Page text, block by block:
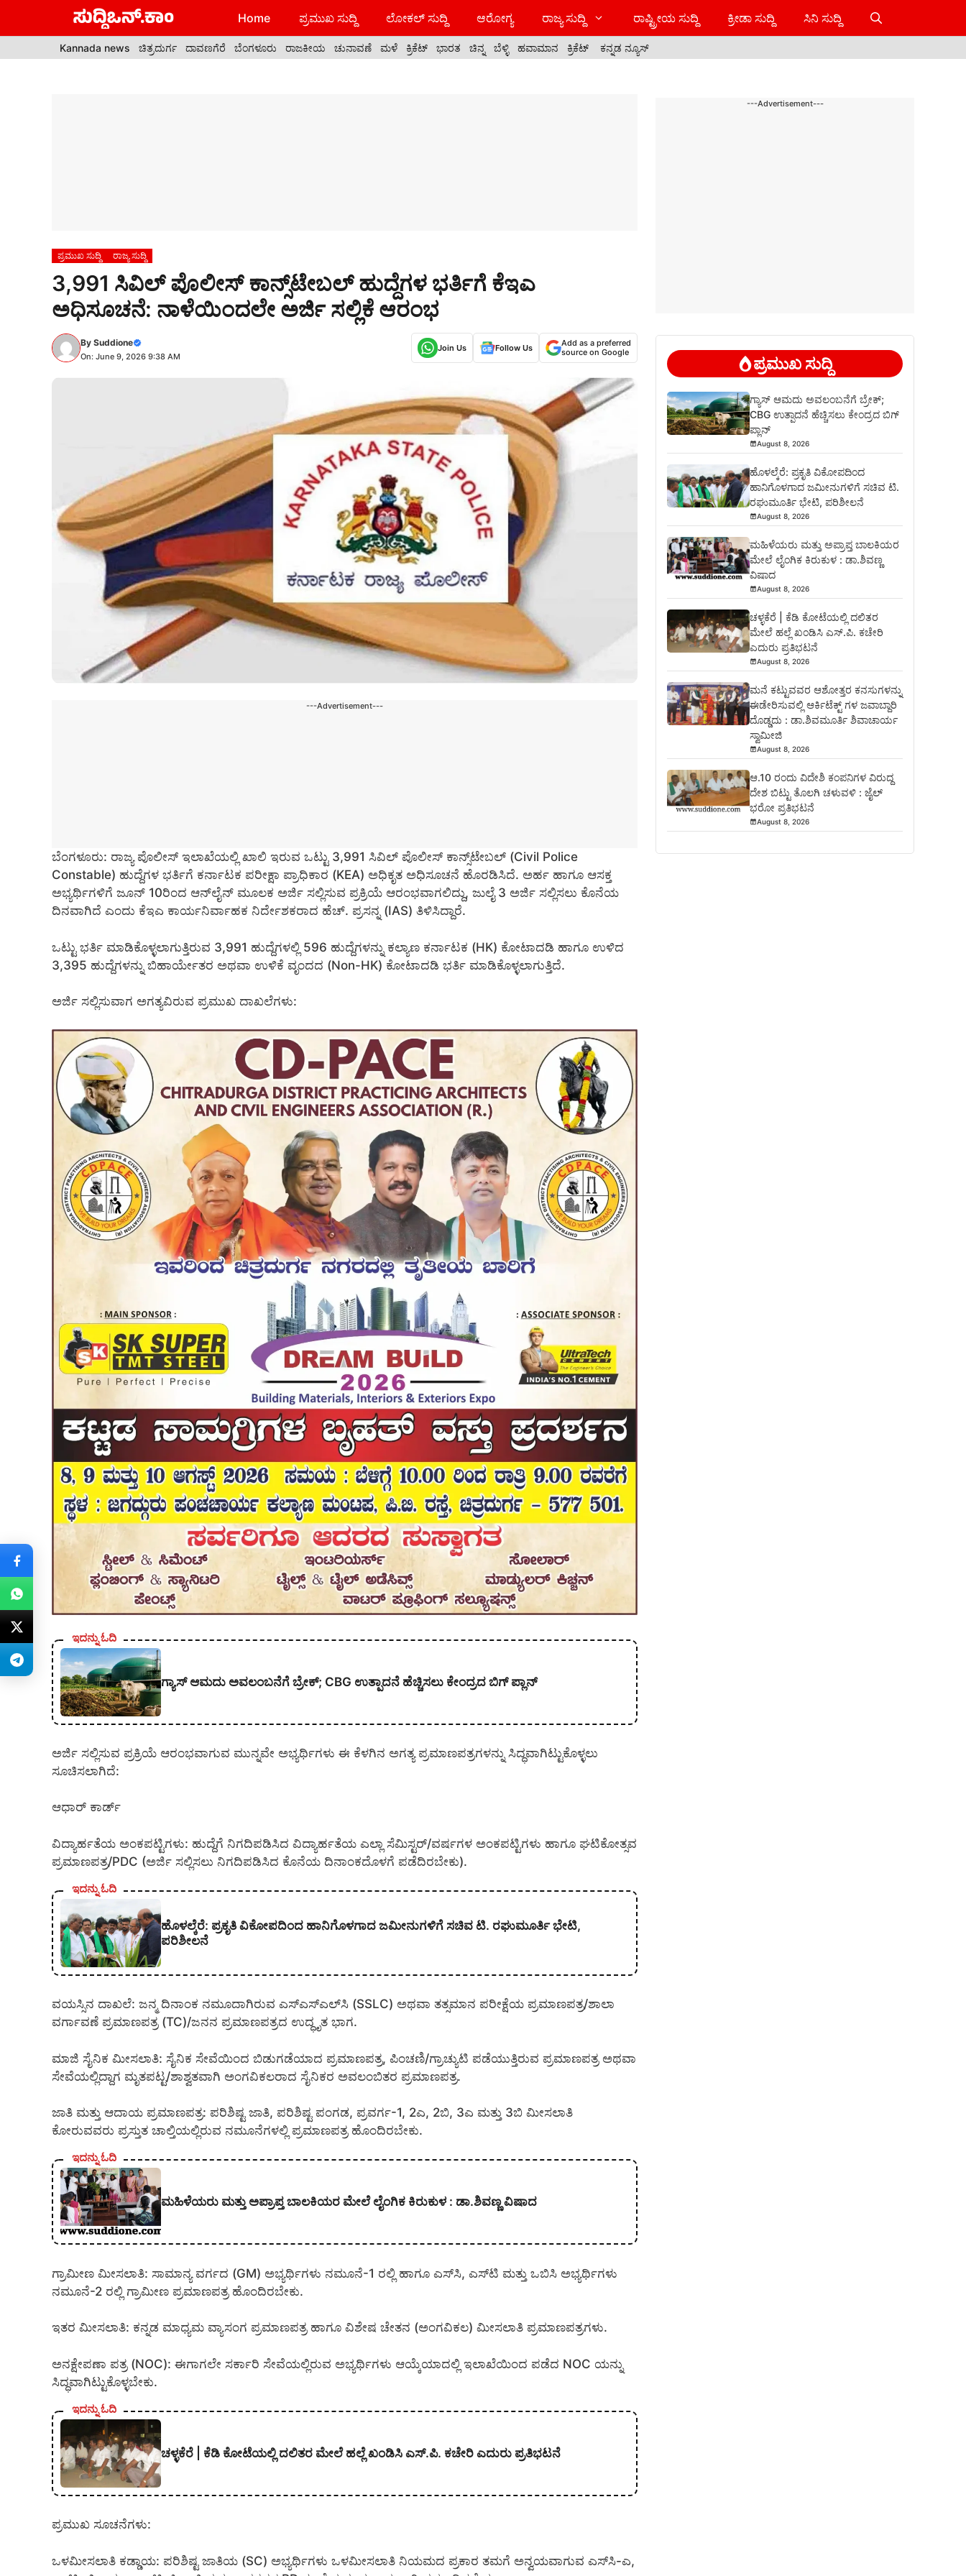
Home ಪ್ರಮುಖ ಸುದ್ದಿ ಲೋಕಲ್ ಸುದ್ದಿ ಆರೋಗ್ಯ ರಾಜ್ಯ ಸುದ್ದಿ ರಾಷ್ಟ್ರೀಯ ಸುದ್ದಿ ಕ್ರೀಡಾ ಸುದ್ದಿ ಸಿನಿ ಸುದ್ದಿ
Kannada news ಚಿತ್ರದುರ್ಗ ದಾವಣಗೆರೆ ಬೆಂಗಳೂರು ರಾಜಕೀಯ ಚುನಾವಣೆ ಮಳೆ ಕ್ರಿಕೆಟ್ ಭಾರತ ಚಿನ್ನ ಬೆಳ್ಳಿ ಹವಾಮಾನ ಕ್ರಿಕೆಟ್ ಕನ್ನಡ ನ್ಯೂಸ್
ಪ್ರಮುಖ ಸುದ್ದಿ ರಾಜ್ಯ ಸುದ್ದಿ
3,991 ಸಿವಿಲ್ ಪೊಲೀಸ್ ಕಾನ್ಸ್‌ಟೇಬಲ್ ಹುದ್ದೆಗಳ ಭರ್ತಿಗೆ ಕೆಇಎ
ಅಧಿಸೂಚನೆ: ನಾಳೆಯಿಂದಲೇ ಅರ್ಜಿ ಸಲ್ಲಿಕೆ ಆರಂಭ
By Suddione
On: June 9, 2026 9:38 AM
Join Us Follow Us
Add as a preferred
source on Google
---Advertisement---
ಬೆಂಗಳೂರು: ರಾಜ್ಯ ಪೊಲೀಸ್ ಇಲಾಖೆಯಲ್ಲಿ ಖಾಲಿ ಇರುವ ಒಟ್ಟು 3,991 ಸಿವಿಲ್ ಪೊಲೀಸ್ ಕಾನ್ಸ್‌ಟೇಬಲ್ (Civil Police
Constable) ಹುದ್ದೆಗಳ ಭರ್ತಿಗೆ ಕರ್ನಾಟಕ ಪರೀಕ್ಷಾ ಪ್ರಾಧಿಕಾರ (KEA) ಅಧಿಕೃತ ಅಧಿಸೂಚನೆ ಹೊರಡಿಸಿದೆ. ಅರ್ಹ ಹಾಗೂ ಆಸಕ್ತ
ಅಭ್ಯರ್ಥಿಗಳಿಗೆ ಜೂನ್ 10ರಿಂದ ಆನ್‌ಲೈನ್ ಮೂಲಕ ಅರ್ಜಿ ಸಲ್ಲಿಸುವ ಪ್ರಕ್ರಿಯೆ ಆರಂಭವಾಗಲಿದ್ದು, ಜುಲೈ 3 ಅರ್ಜಿ ಸಲ್ಲಿಸಲು ಕೊನೆಯ
ದಿನವಾಗಿದೆ ಎಂದು ಕೆಇಎ ಕಾರ್ಯನಿರ್ವಾಹಕ ನಿರ್ದೇಶಕರಾದ ಹೆಚ್. ಪ್ರಸನ್ನ (IAS) ತಿಳಿಸಿದ್ದಾರೆ.
ಒಟ್ಟು ಭರ್ತಿ ಮಾಡಿಕೊಳ್ಳಲಾಗುತ್ತಿರುವ 3,991 ಹುದ್ದೆಗಳಲ್ಲಿ 596 ಹುದ್ದೆಗಳನ್ನು ಕಲ್ಯಾಣ ಕರ್ನಾಟಕ (HK) ಕೋಟಾದಡಿ ಹಾಗೂ ಉಳಿದ
3,395 ಹುದ್ದೆಗಳನ್ನು ಬಿಹಾರ್ಯೇತರ ಅಥವಾ ಉಳಿಕೆ ವೃಂದದ (Non-HK) ಕೋಟಾದಡಿ ಭರ್ತಿ ಮಾಡಿಕೊಳ್ಳಲಾಗುತ್ತಿದೆ.
ಅರ್ಜಿ ಸಲ್ಲಿಸುವಾಗ ಅಗತ್ಯವಿರುವ ಪ್ರಮುಖ ದಾಖಲೆಗಳು:
ಇದನ್ನು ಓದಿ
ಗ್ಯಾಸ್ ಆಮದು ಅವಲಂಬನೆಗೆ ಬ್ರೇಕ್; CBG ಉತ್ಪಾದನೆ ಹೆಚ್ಚಿಸಲು ಕೇಂದ್ರದ ಬಿಗ್ ಪ್ಲಾನ್
ಅರ್ಜಿ ಸಲ್ಲಿಸುವ ಪ್ರಕ್ರಿಯೆ ಆರಂಭವಾಗುವ ಮುನ್ನವೇ ಅಭ್ಯರ್ಥಿಗಳು ಈ ಕೆಳಗಿನ ಅಗತ್ಯ ಪ್ರಮಾಣಪತ್ರಗಳನ್ನು ಸಿದ್ಧವಾಗಿಟ್ಟುಕೊಳ್ಳಲು
ಸೂಚಿಸಲಾಗಿದೆ:
ಆಧಾರ್ ಕಾರ್ಡ್
ವಿದ್ಯಾರ್ಹತೆಯ ಅಂಕಪಟ್ಟಿಗಳು: ಹುದ್ದೆಗೆ ನಿಗದಿಪಡಿಸಿದ ವಿದ್ಯಾರ್ಹತೆಯ ಎಲ್ಲಾ ಸೆಮಿಸ್ಟರ್/ವರ್ಷಗಳ ಅಂಕಪಟ್ಟಿಗಳು ಹಾಗೂ ಘಟಿಕೋತ್ಸವ
ಪ್ರಮಾಣಪತ್ರ/PDC (ಅರ್ಜಿ ಸಲ್ಲಿಸಲು ನಿಗದಿಪಡಿಸಿದ ಕೊನೆಯ ದಿನಾಂಕದೊಳಗೆ ಪಡೆದಿರಬೇಕು).
ಇದನ್ನು ಓದಿ
ಹೊಳಲ್ಕೆರೆ: ಪ್ರಕೃತಿ ವಿಕೋಪದಿಂದ ಹಾನಿಗೊಳಗಾದ ಜಮೀನುಗಳಿಗೆ ಸಚಿವ ಟಿ. ರಘುಮೂರ್ತಿ ಭೇಟಿ,
ಪರಿಶೀಲನೆ
ವಯಸ್ಸಿನ ದಾಖಲೆ: ಜನ್ಮ ದಿನಾಂಕ ನಮೂದಾಗಿರುವ ಎಸ್‌ಎಸ್‌ಎಲ್‌ಸಿ (SSLC) ಅಥವಾ ತತ್ಸಮಾನ ಪರೀಕ್ಷೆಯ ಪ್ರಮಾಣಪತ್ರ/ಶಾಲಾ
ವರ್ಗಾವಣೆ ಪ್ರಮಾಣಪತ್ರ (TC)/ಜನನ ಪ್ರಮಾಣಪತ್ರದ ಉದ್ಧೃತ ಭಾಗ.
ಮಾಜಿ ಸೈನಿಕ ಮೀಸಲಾತಿ: ಸೈನಿಕ ಸೇವೆಯಿಂದ ಬಿಡುಗಡೆಯಾದ ಪ್ರಮಾಣಪತ್ರ, ಪಿಂಚಣಿ/ಗ್ರಾಚ್ಯುಟಿ ಪಡೆಯುತ್ತಿರುವ ಪ್ರಮಾಣಪತ್ರ ಅಥವಾ
ಸೇವೆಯಲ್ಲಿದ್ದಾಗ ಮೃತಪಟ್ಟ/ಶಾಶ್ವತವಾಗಿ ಅಂಗವಿಕಲರಾದ ಸೈನಿಕರ ಅವಲಂಬಿತರ ಪ್ರಮಾಣಪತ್ರ.
ಜಾತಿ ಮತ್ತು ಆದಾಯ ಪ್ರಮಾಣಪತ್ರ: ಪರಿಶಿಷ್ಟ ಜಾತಿ, ಪರಿಶಿಷ್ಟ ಪಂಗಡ, ಪ್ರವರ್ಗ-1, 2ಎ, 2ಬಿ, 3ಎ ಮತ್ತು 3ಬಿ ಮೀಸಲಾತಿ
ಕೋರುವವರು ಪ್ರಸ್ತುತ ಚಾಲ್ತಿಯಲ್ಲಿರುವ ನಮೂನೆಗಳಲ್ಲಿ ಪ್ರಮಾಣಪತ್ರ ಹೊಂದಿರಬೇಕು.
ಇದನ್ನು ಓದಿ
ಮಹಿಳೆಯರು ಮತ್ತು ಅಪ್ರಾಪ್ತ ಬಾಲಕಿಯರ ಮೇಲೆ ಲೈಂಗಿಕ ಕಿರುಕುಳ : ಡಾ.ಶಿವಣ್ಣ ವಿಷಾದ
ಗ್ರಾಮೀಣ ಮೀಸಲಾತಿ: ಸಾಮಾನ್ಯ ವರ್ಗದ (GM) ಅಭ್ಯರ್ಥಿಗಳು ನಮೂನೆ-1 ರಲ್ಲಿ ಹಾಗೂ ಎಸ್‌ಸಿ, ಎಸ್‌ಟಿ ಮತ್ತು ಒಬಿಸಿ ಅಭ್ಯರ್ಥಿಗಳು
ನಮೂನೆ-2 ರಲ್ಲಿ ಗ್ರಾಮೀಣ ಪ್ರಮಾಣಪತ್ರ ಹೊಂದಿರಬೇಕು.
ಇತರ ಮೀಸಲಾತಿ: ಕನ್ನಡ ಮಾಧ್ಯಮ ವ್ಯಾಸಂಗ ಪ್ರಮಾಣಪತ್ರ ಹಾಗೂ ವಿಶೇಷ ಚೇತನ (ಅಂಗವಿಕಲ) ಮೀಸಲಾತಿ ಪ್ರಮಾಣಪತ್ರಗಳು.
ಅನಕ್ಷೇಪಣಾ ಪತ್ರ (NOC): ಈಗಾಗಲೇ ಸರ್ಕಾರಿ ಸೇವೆಯಲ್ಲಿರುವ ಅಭ್ಯರ್ಥಿಗಳು ಆಯ್ಕೆಯಾದಲ್ಲಿ ಇಲಾಖೆಯಿಂದ ಪಡೆದ NOC ಯನ್ನು
ಸಿದ್ಧವಾಗಿಟ್ಟುಕೊಳ್ಳಬೇಕು.
ಇದನ್ನು ಓದಿ
ಚಳ್ಳಕೆರೆ | ಕೆಡಿ ಕೋಟೆಯಲ್ಲಿ ದಲಿತರ ಮೇಲೆ ಹಲ್ಲೆ ಖಂಡಿಸಿ ಎಸ್.ಪಿ. ಕಚೇರಿ ಎದುರು ಪ್ರತಿಭಟನೆ
ಪ್ರಮುಖ ಸೂಚನೆಗಳು:
ಒಳಮೀಸಲಾತಿ ಕಡ್ಡಾಯ: ಪರಿಶಿಷ್ಟ ಜಾತಿಯ (SC) ಅಭ್ಯರ್ಥಿಗಳು ಒಳಮೀಸಲಾತಿ ನಿಯಮದ ಪ್ರಕಾರ ತಮಗೆ ಅನ್ವಯವಾಗುವ ಎಸ್‌ಸಿ-ಎ,
---Advertisement---
ಪ್ರಮುಖ ಸುದ್ದಿ
ಗ್ಯಾಸ್ ಆಮದು ಅವಲಂಬನೆಗೆ ಬ್ರೇಕ್;
CBG ಉತ್ಪಾದನೆ ಹೆಚ್ಚಿಸಲು ಕೇಂದ್ರದ ಬಿಗ್
ಪ್ಲಾನ್
August 8, 2026
ಹೊಳಲ್ಕೆರೆ: ಪ್ರಕೃತಿ ವಿಕೋಪದಿಂದ
ಹಾನಿಗೊಳಗಾದ ಜಮೀನುಗಳಿಗೆ ಸಚಿವ ಟಿ.
ರಘುಮೂರ್ತಿ ಭೇಟಿ, ಪರಿಶೀಲನೆ
August 8, 2026
ಮಹಿಳೆಯರು ಮತ್ತು ಅಪ್ರಾಪ್ತ ಬಾಲಕಿಯರ
ಮೇಲೆ ಲೈಂಗಿಕ ಕಿರುಕುಳ : ಡಾ.ಶಿವಣ್ಣ
ವಿಷಾದ
August 8, 2026
ಚಳ್ಳಕೆರೆ | ಕೆಡಿ ಕೋಟೆಯಲ್ಲಿ ದಲಿತರ
ಮೇಲೆ ಹಲ್ಲೆ ಖಂಡಿಸಿ ಎಸ್.ಪಿ. ಕಚೇರಿ
ಎದುರು ಪ್ರತಿಭಟನೆ
August 8, 2026
ಮನೆ ಕಟ್ಟುವವರ ಆಶೋತ್ತರ ಕನಸುಗಳನ್ನು
ಈಡೇರಿಸುವಲ್ಲಿ ಆರ್ಕಿಟೆಕ್ಟ್ ಗಳ ಜವಾಬ್ದಾರಿ
ದೊಡ್ಡದು : ಡಾ.ಶಿವಮೂರ್ತಿ ಶಿವಾಚಾರ್ಯ
ಸ್ವಾಮೀಜಿ
August 8, 2026
ಆ.10 ರಂದು ವಿದೇಶಿ ಕಂಪನಿಗಳ ವಿರುದ್ದ
ದೇಶ ಬಿಟ್ಟು ತೊಲಗಿ ಚಳುವಳಿ : ಜೈಲ್
ಭರೋ ಪ್ರತಿಭಟನೆ
August 8, 2026